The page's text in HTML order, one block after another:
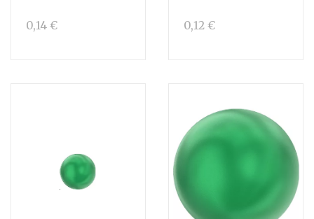
0,14 € 0,12 €